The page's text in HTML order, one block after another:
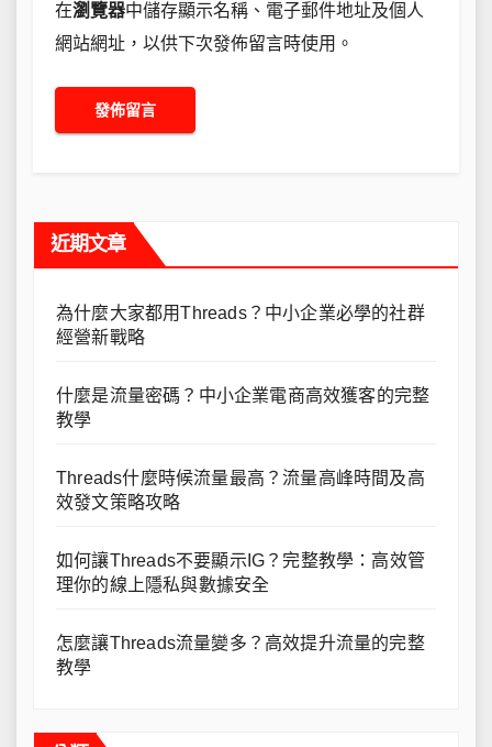
在瀏覽器中儲存顯示名稱、電子郵件地址及個人
網站網址，以供下次發佈留言時使用。
近期文章
為什麼大家都用Threads？中小企業必學的社群
經營新戰略
什麼是流量密碼？中小企業電商高效獲客的完整
教學
Threads什麼時候流量最高？流量高峰時間及高
效發文策略攻略
如何讓Threads不要顯示IG？完整教學：高效管
理你的線上隱私與數據安全
怎麼讓Threads流量變多？高效提升流量的完整
教學